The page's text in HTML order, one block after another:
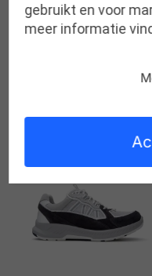
gebruikt en voor
meer informatie